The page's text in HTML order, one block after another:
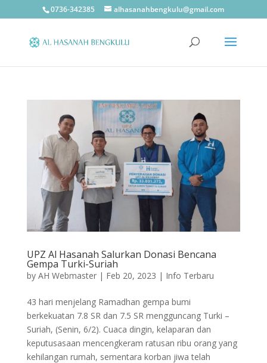
0736-342385 alhasanahbengkulu@gmail.com
UPZ Al Hasanah Salurkan Donasi Bencana
Gempa Turki-Suriah
by AH Webmaster| Feb 20, 2023 | Info Terbaru
43 hari menjelang Ramadhan gempa bumi
berkekuatan 7.8 SR dan 7.5 SR mengguncang Turki –
Suriah, (Senin, 6/2). Cuaca dingin, kelaparan dan
keputusasaan mencengkeram ratusan ribu orang yang
kehilangan rumah, sementara korban jiwa telah